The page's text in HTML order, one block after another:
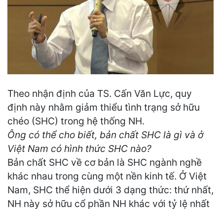
Theo nhận định của TS. Cấn Văn Lực, quy
định này nhằm giảm thiểu tình trạng sở hữu
chéo (SHC) trong hệ thống NH.
Ông có thể cho biết, bản chất SHC là gì và ở
Việt Nam có hình thức SHC nào?
Bản chất SHC về cơ bản là SHC ngành nghề
khác nhau trong cùng một nền kinh tế. Ở Việt
Nam, SHC thể hiện dưới 3 dạng thức: thứ nhất,
NH này sở hữu cổ phần NH khác với tỷ lệ nhất